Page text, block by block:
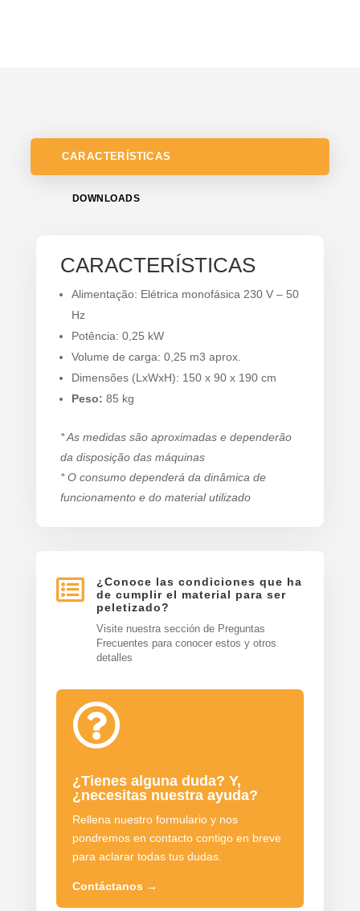
CARACTERÍSTICAS
DOWNLOADS
CARACTERÍSTICAS
Alimentação: Elétrica monofásica 230 V – 50
Hz
Potência: 0,25 kW
Volume de carga: 0,25 m3 aprox.
Dimensões (LxWxH): 150 x 90 x 190 cm
Peso: 85 kg
* As medidas são aproximadas e dependerão
da disposição das máquinas
* O consumo dependerá da dinâmica de
funcionamento e do material utilizado

¿Conoce las condiciones que ha
de cumplir el material para ser
peletizado?
Visite nuestra sección de Preguntas
Frecuentes para conocer estos y otros
detalles

¿Tienes alguna duda? Y,
¿necesitas nuestra ayuda?
Rellena nuestro formulario y nos
pondremos en contacto contigo en breve
para aclarar todas tus dudas.
Contáctanos →